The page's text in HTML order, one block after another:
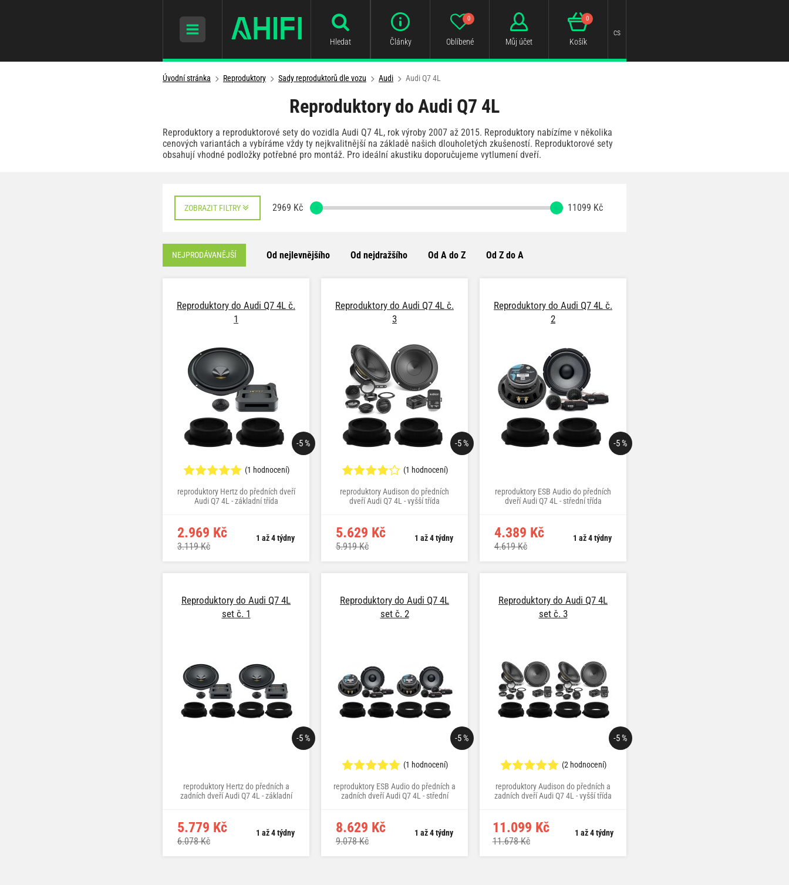
Hledat Články Oblíbené
0
Můj účet Košík
0
cs
Úvodní stránka Reproduktory Sady reproduktorů dle vozu Audi Audi Q7 4L
Reproduktory do Audi Q7 4L
Reproduktory a reproduktorové sety do vozidla Audi Q7 4L, rok výroby 2007 až 2015. Reproduktory nabízíme v několika
cenových variantách a vybíráme vždy ty nejkvalitnější na základě našich dlouholetých zkušeností. Reproduktorové sety
obsahují vhodné podložky potřebné pro montáž. Pro ideální akustiku doporučujeme vytlumení dveří.
ZOBRAZIT FILTRY 2969 Kč 11099 Kč
NEJPRODÁVANĚJŠÍ Od nejlevnějšího Od nejdražšího Od A do Z Od Z do A
Reproduktory do Audi Q7 4L č.
1
-5 %
(1 hodnocení)
reproduktory Hertz do předních dveří
Audi Q7 4L - základní třída
2.969 Kč
3.119 Kč
1 až 4 týdny
Reproduktory do Audi Q7 4L č.
3
-5 %
(1 hodnocení)
reproduktory Audison do předních
dveří Audi Q7 4L - vyšší třída
5.629 Kč
5.919 Kč
1 až 4 týdny
Reproduktory do Audi Q7 4L č.
2
-5 %
reproduktory ESB Audio do předních
dveří Audi Q7 4L - střední třída
4.389 Kč
4.619 Kč
1 až 4 týdny
Reproduktory do Audi Q7 4L
set č. 1
-5 %
reproduktory Hertz do předních a
zadních dveří Audi Q7 4L - základní
5.779 Kč
6.078 Kč
1 až 4 týdny
Reproduktory do Audi Q7 4L
set č. 2
-5 %
(1 hodnocení)
reproduktory ESB Audio do předních a
zadních dveří Audi Q7 4L - střední
8.629 Kč
9.078 Kč
1 až 4 týdny
Reproduktory do Audi Q7 4L
set č. 3
-5 %
(2 hodnocení)
reproduktory Audison do předních a
zadních dveří Audi Q7 4L - vyšší třída
11.099 Kč
11.678 Kč
1 až 4 týdny